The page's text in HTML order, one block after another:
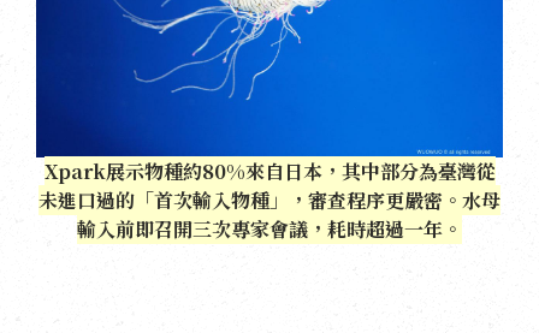
Xpark展示物種約80%來自日本，其中部分為臺灣從
未進口過的「首次輸入物種」，審查程序更嚴密。水母
輸入前即召開三次專家會議，耗時超過一年。